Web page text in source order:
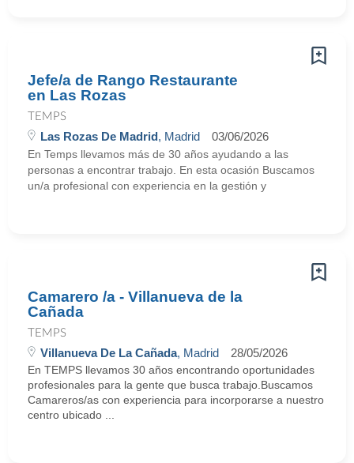
Jefe/a de Rango Restaurante
en Las Rozas
TEMPS
Las Rozas De Madrid, Madrid 03/06/2026
En Temps llevamos más de 30 años ayudando a las
personas a encontrar trabajo. En esta ocasión Buscamos
un/a profesional con experiencia en la gestión y
Camarero /a - Villanueva de la
Cañada
TEMPS
Villanueva De La Cañada, Madrid 28/05/2026
En TEMPS llevamos 30 años encontrando oportunidades
profesionales para la gente que busca trabajo.Buscamos
Camareros/as con experiencia para incorporarse a nuestro
centro ubicado ...